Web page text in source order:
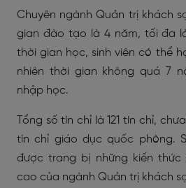
Chuyên ngành Quản trị khách
gian đào tạo là 4 năm, tối đa
thời gian học, sinh viên có thể
nhiên thời gian không quá 7
nhập học.
Tổng số tín chỉ là 121 tín chỉ,
tín chỉ giáo dục quốc phòng.
được trang bị những kiến
cao của ngành Quản trị khách